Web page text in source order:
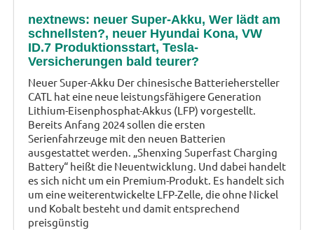
nextnews: neuer Super-Akku, Wer lädt am
schnellsten?, neuer Hyundai Kona, VW
ID.7 Produktionsstart, Tesla-
Versicherungen bald teurer?
Neuer Super-Akku Der chinesische Batteriehersteller
CATL hat eine neue leistungsfähigere Generation
Lithium-Eisenphosphat-Akkus (LFP) vorgestellt.
Bereits Anfang 2024 sollen die ersten
Serienfahrzeuge mit den neuen Batterien
ausgestattet werden. „Shenxing Superfast Charging
Battery“ heißt die Neuentwicklung. Und dabei handelt
es sich nicht um ein Premium-Produkt. Es handelt sich
um eine weiterentwickelte LFP-Zelle, die ohne Nickel
und Kobalt besteht und damit entsprechend
preisgünstig